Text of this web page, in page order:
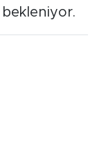
bekleniyor.